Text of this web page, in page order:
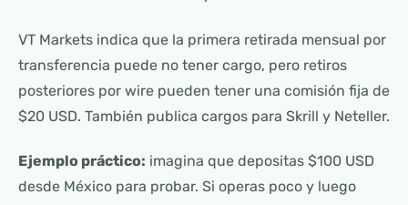
VT Markets indica que la primera retirada mensual por
transferencia puede no tener cargo, pero retiros
posteriores por wire pueden tener una comisión fija de
$20 USD. También publica cargos para Skrill y Neteller.
Ejemplo práctico: imagina que depositas $100 USD
desde México para probar. Si operas poco y luego